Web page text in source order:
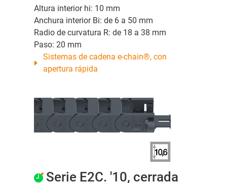
Altura interior hi: 10 mm
Anchura interior Bi: de 6 a 50 mm
Radio de curvatura R: de 18 a 38 mm
Paso: 20 mm
Sistemas de cadena e-chain®, con
apertura rápida
Serie E2C. '10, cerrada